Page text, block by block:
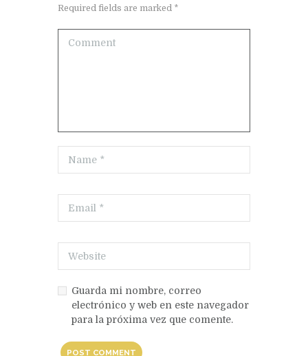
Required fields are marked *
Guarda mi nombre, correo
electrónico y web en este navegador
para la próxima vez que comente.